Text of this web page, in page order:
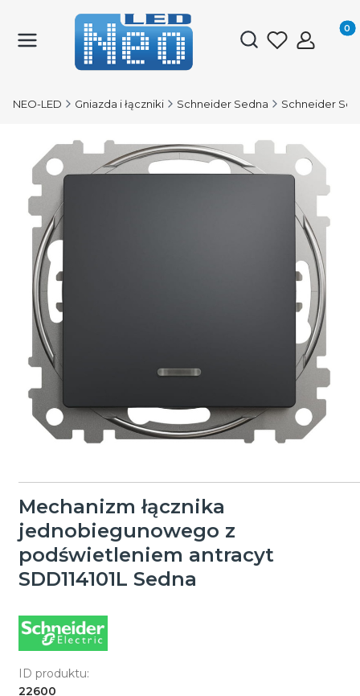
Otwórz
NEO-LED Gniazda i łączniki Schneider Sedna Schneider
Mechanizm łącznika
jednobiegunowego z
podświetleniem antracyt
SDD114101L Sedna
ID produktu:
22600